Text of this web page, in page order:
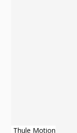
Thule Motion